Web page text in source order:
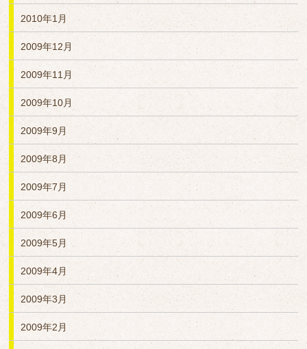
2010年1月
2009年12月
2009年11月
2009年10月
2009年9月
2009年8月
2009年7月
2009年6月
2009年5月
2009年4月
2009年3月
2009年2月